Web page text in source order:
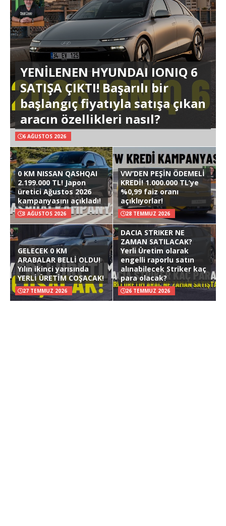
YENİLENEN HYUNDAI IONIQ 6
SATIŞA ÇIKTI! Başarılı bir
başlangıç fiyatıyla satışa çıkan
aracın özellikleri nasıl?
6 AĞUSTOS 2026
0 KM NISSAN QASHQAI
2.199.000 TL! Japon
üretici Ağustos 2026
kampanyasını açıkladı!
3 AĞUSTOS 2026
VW’DEN PEŞİN ÖDEMELİ
KREDİ! 1.000.000 TL’ye
%0,99 faiz oranı
açıklıyorlar!
28 TEMMUZ 2026
GELECEK 0 KM
ARABALAR BELLİ OLDU!
Yılın ikinci yarısında
YERLİ ÜRETİM COŞACAK!
27 TEMMUZ 2026
DACIA STRIKER NE
ZAMAN SATILACAK?
Yerli Üretim olarak
engelli raporlu satın
alınabilecek Striker kaç
para olacak?
26 TEMMUZ 2026